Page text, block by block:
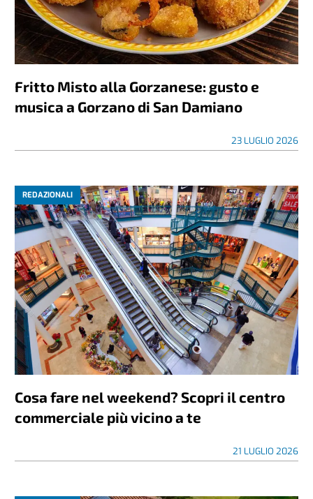
Fritto Misto alla Gorzanese: gusto e
musica a Gorzano di San Damiano
23 LUGLIO 2026
REDAZIONALI
Cosa fare nel weekend? Scopri il centro
commerciale più vicino a te
21 LUGLIO 2026